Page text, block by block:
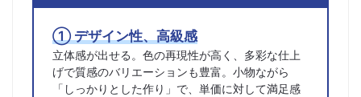
① デザイン性、高級感
立体感が出せる。色の再現性が高く、多彩な仕上
げで質感のバリエーションも豊富。小物ながら
「しっかりとした作り」で、単価に対して満足感